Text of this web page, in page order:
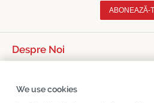
ABONEAZĂ-
Despre Noi
Serviciu Relații Cu Clienții
We use cookies